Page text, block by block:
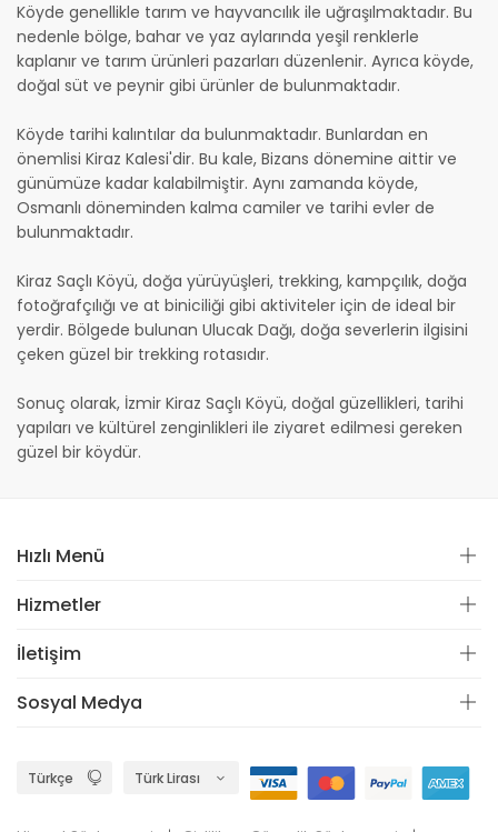
Köyde genellikle tarım ve hayvancılık ile uğraşılmaktadır. Bu
nedenle bölge, bahar ve yaz aylarında yeşil renklerle
kaplanır ve tarım ürünleri pazarları düzenlenir. Ayrıca köyde,
doğal süt ve peynir gibi ürünler de bulunmaktadır.
Köyde tarihi kalıntılar da bulunmaktadır. Bunlardan en
önemlisi Kiraz Kalesi'dir. Bu kale, Bizans dönemine aittir ve
günümüze kadar kalabilmiştir. Aynı zamanda köyde,
Osmanlı döneminden kalma camiler ve tarihi evler de
bulunmaktadır.
Kiraz Saçlı Köyü, doğa yürüyüşleri, trekking, kampçılık, doğa
fotoğrafçılığı ve at biniciliği gibi aktiviteler için de ideal bir
yerdir. Bölgede bulunan Ulucak Dağı, doğa severlerin ilgisini
çeken güzel bir trekking rotasıdır.
Sonuç olarak, İzmir Kiraz Saçlı Köyü, doğal güzellikleri, tarihi
yapıları ve kültürel zenginlikleri ile ziyaret edilmesi gereken
güzel bir köydür.
Hızlı Menü
Hizmetler
İletişim
Sosyal Medya